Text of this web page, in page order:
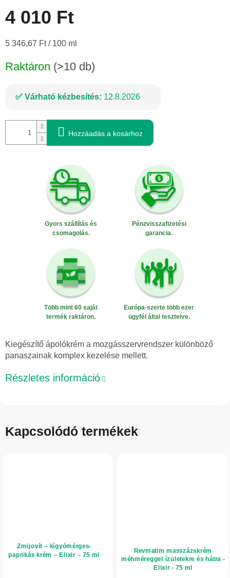
4 010 Ft
Egységár:
5 346,67 Ft / 100 ml
Raktáron (>10 db)
Várható kézbesítés: 12.8.2026
Hozzáadás a kosárhoz
Gyors szállítás és
csomagolás.
Pénzvisszafizetési
garancia.
Több mint 60 saját
termék raktáron.
Európa-szerte több ezer
ügyfél által tesztelve.
Kiegészítő ápolókrém a mozgásszervrendszer különböző
panaszainak komplex kezelése mellett.
Részletes információ
Kapcsolódó termékek
Zmijovít – kígyómérges-
paprikás krém – Elixir – 75 ml
Revmatim masszázskrém
méhméreggel ízületekre és hátra -
Elixir - 75 ml